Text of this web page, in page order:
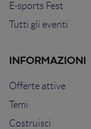
E-sports Fest
Tutti gli eventi
INFORMAZIONI
Offerte attive
Temi
Costruisci